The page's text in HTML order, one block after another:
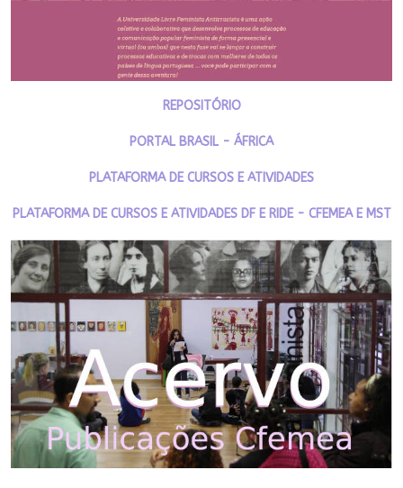
REPOSITÓRIO
PORTAL BRASIL - ÁFRICA
PLATAFORMA DE CURSOS E ATIVIDADES
PLATAFORMA DE CURSOS E ATIVIDADES DF E RIDE - CFEMEA E MST